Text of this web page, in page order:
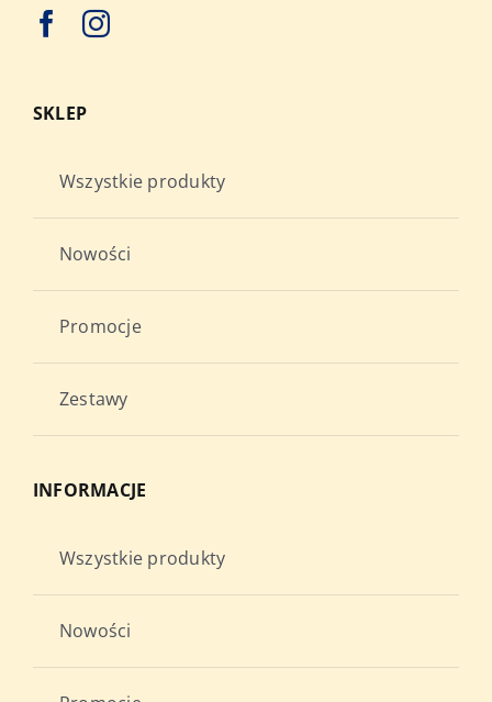
SKLEP
Wszystkie produkty
Nowości
Promocje
Zestawy
INFORMACJE
Wszystkie produkty
Nowości